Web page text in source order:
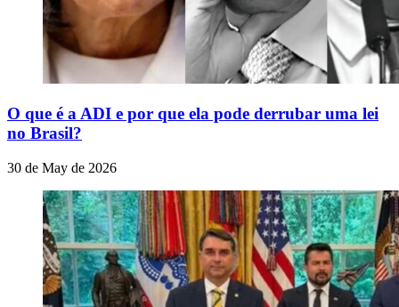
O que é a ADI e por que ela pode derrubar uma lei
no Brasil?
30 de May de 2026